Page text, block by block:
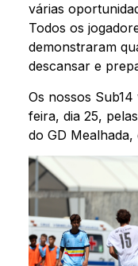
várias
Todos os
demonstraram
descansar e
Os nossos
feira, dia 25,
do GD